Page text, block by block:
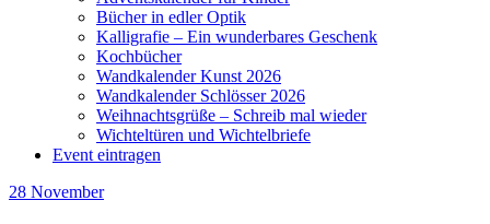
Bücher in edler Optik
Kalligrafie – Ein wunderbares Geschenk
Kochbücher
Wandkalender Kunst 2026
Wandkalender Schlösser 2026
Weihnachtsgrüße – Schreib mal wieder
Wichteltüren und Wichtelbriefe
Event eintragen
28 November